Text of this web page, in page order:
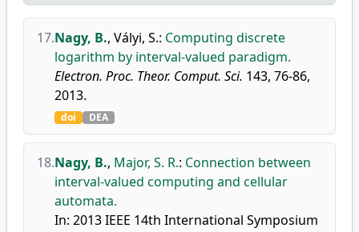
17.Nagy, B., Vályi, S.: Computing discrete
logarithm by interval-valued paradigm.
Electron. Proc. Theor. Comput. Sci. 143, 76-86,
2013.
doi DEA
18.Nagy, B., Major, S. R.: Connection between
interval-valued computing and cellular
automata.
In: 2013 IEEE 14th International Symposium